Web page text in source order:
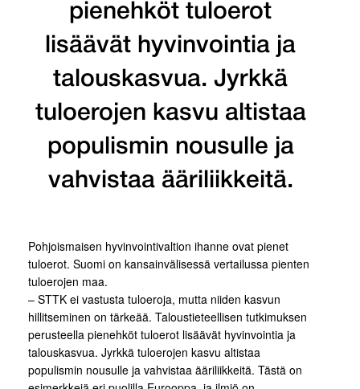
pienehköt tuloerot
lisäävät hyvinvointia ja
talouskasvua. Jyrkkä
tuloerojen kasvu altistaa
populismin nousulle ja
vahvistaa ääriliikkeitä.
Pohjoismaisen hyvinvointivaltion ihanne ovat pienet
tuloerot. Suomi on kansainvälisessä vertailussa pienten
tuloerojen maa.
– STTK ei vastusta tuloeroja, mutta niiden kasvun
hillitseminen on tärkeää. Taloustieteellisen tutkimuksen
perusteella pienehköt tuloerot lisäävät hyvinvointia ja
talouskasvua. Jyrkkä tuloerojen kasvu altistaa
populismin nousulle ja vahvistaa ääriliikkeitä. Tästä on